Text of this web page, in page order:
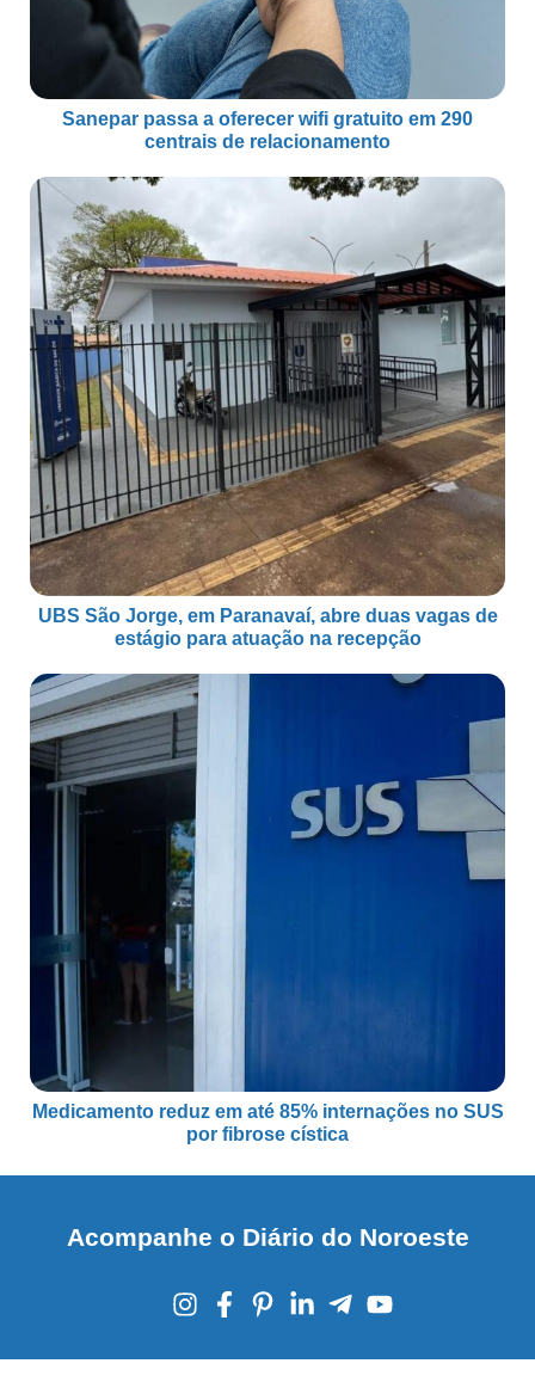
Sanepar passa a oferecer wifi gratuito em 290
centrais de relacionamento
UBS São Jorge, em Paranavaí, abre duas vagas de
estágio para atuação na recepção
Medicamento reduz em até 85% internações no SUS
por fibrose cística
Acompanhe o Diário do Noroeste